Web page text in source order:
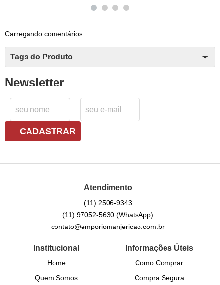
Carregando comentários ...
Tags do Produto
Newsletter
CADASTRAR
Atendimento
(11) 2506-9343
(11) 97052-5630(WhatsApp)
contato@emporiomanjericao.com.br
Institucional
Home
Quem Somos
Informações Úteis
Como Comprar
Compra Segura